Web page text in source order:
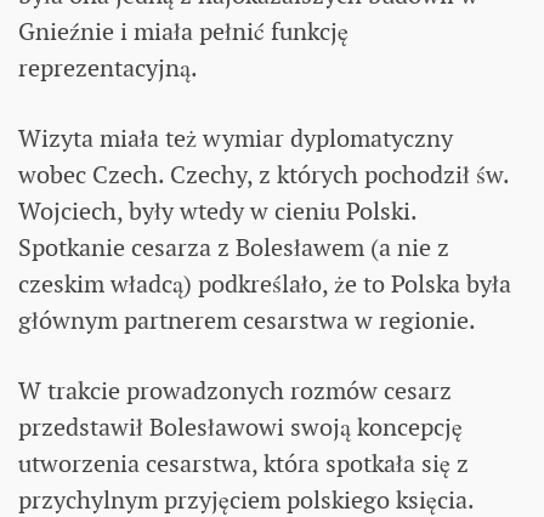
Gnieźnie i miała pełnić funkcję
reprezentacyjną.
Wizyta miała też wymiar dyplomatyczny
wobec Czech. Czechy, z których pochodził św.
Wojciech, były wtedy w cieniu Polski.
Spotkanie cesarza z Bolesławem (a nie z
czeskim władcą) podkreślało, że to Polska była
głównym partnerem cesarstwa w regionie.
W trakcie prowadzonych rozmów cesarz
przedstawił Bolesławowi swoją koncepcję
utworzenia cesarstwa, która spotkała się z
przychylnym przyjęciem polskiego księcia.